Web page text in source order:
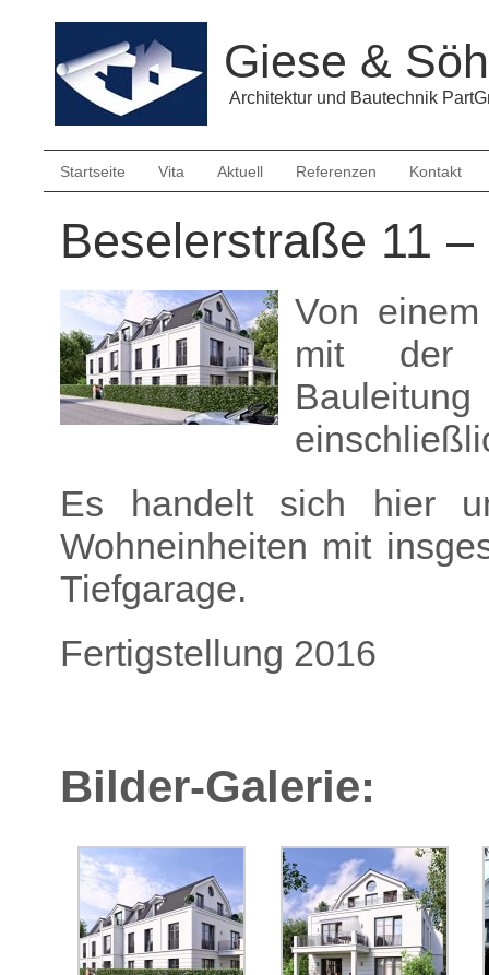
Giese &
Architektur und Bautechnik
Startseite Vita Aktuell Referenzen Kontakt
Beselerstraße 11
Von
mit der
Es handelt sich hier
Wohneinheiten mit
Tiefgarage.
Fertigstellung 2016
Bilder-Galerie: